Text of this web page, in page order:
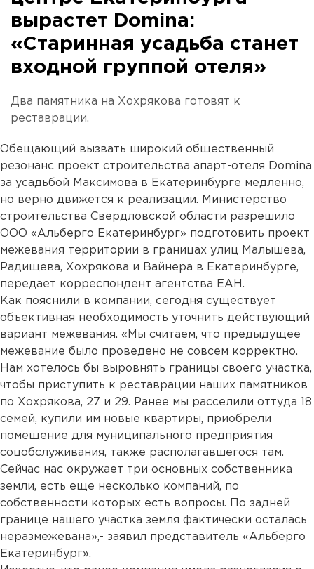
вырастет Domina:
«Старинная усадьба станет
входной группой отеля»
Два памятника на Хохрякова готовят к
реставрации.
Обещающий вызвать широкий общественный
резонанс проект строительства апарт-отеля Domina
за усадьбой Максимова в Екатеринбурге медленно,
но верно движется к реализации. Министерство
строительства Свердловской области разрешило
ООО «Альберго Екатеринбург» подготовить проект
межевания территории в границах улиц Малышева,
Радищева, Хохрякова и Вайнера в Екатеринбурге,
передает корреспондент агентства ЕАН.
Как пояснили в компании, сегодня существует
объективная необходимость уточнить действующий
вариант межевания. «Мы считаем, что предыдущее
межевание было проведено не совсем корректно.
Нам хотелось бы выровнять границы своего участка,
чтобы приступить к реставрации наших памятников
по Хохрякова, 27 и 29. Ранее мы расселили оттуда 18
семей, купили им новые квартиры, приобрели
помещение для муниципального предприятия
соцобслуживания, также располагавшегося там.
Сейчас нас окружает три основных собственника
земли, есть еще несколько компаний, по
собственности которых есть вопросы. По задней
границе нашего участка земля фактически осталась
неразмежевана»,- заявил представитель «Альберго
Екатеринбург».